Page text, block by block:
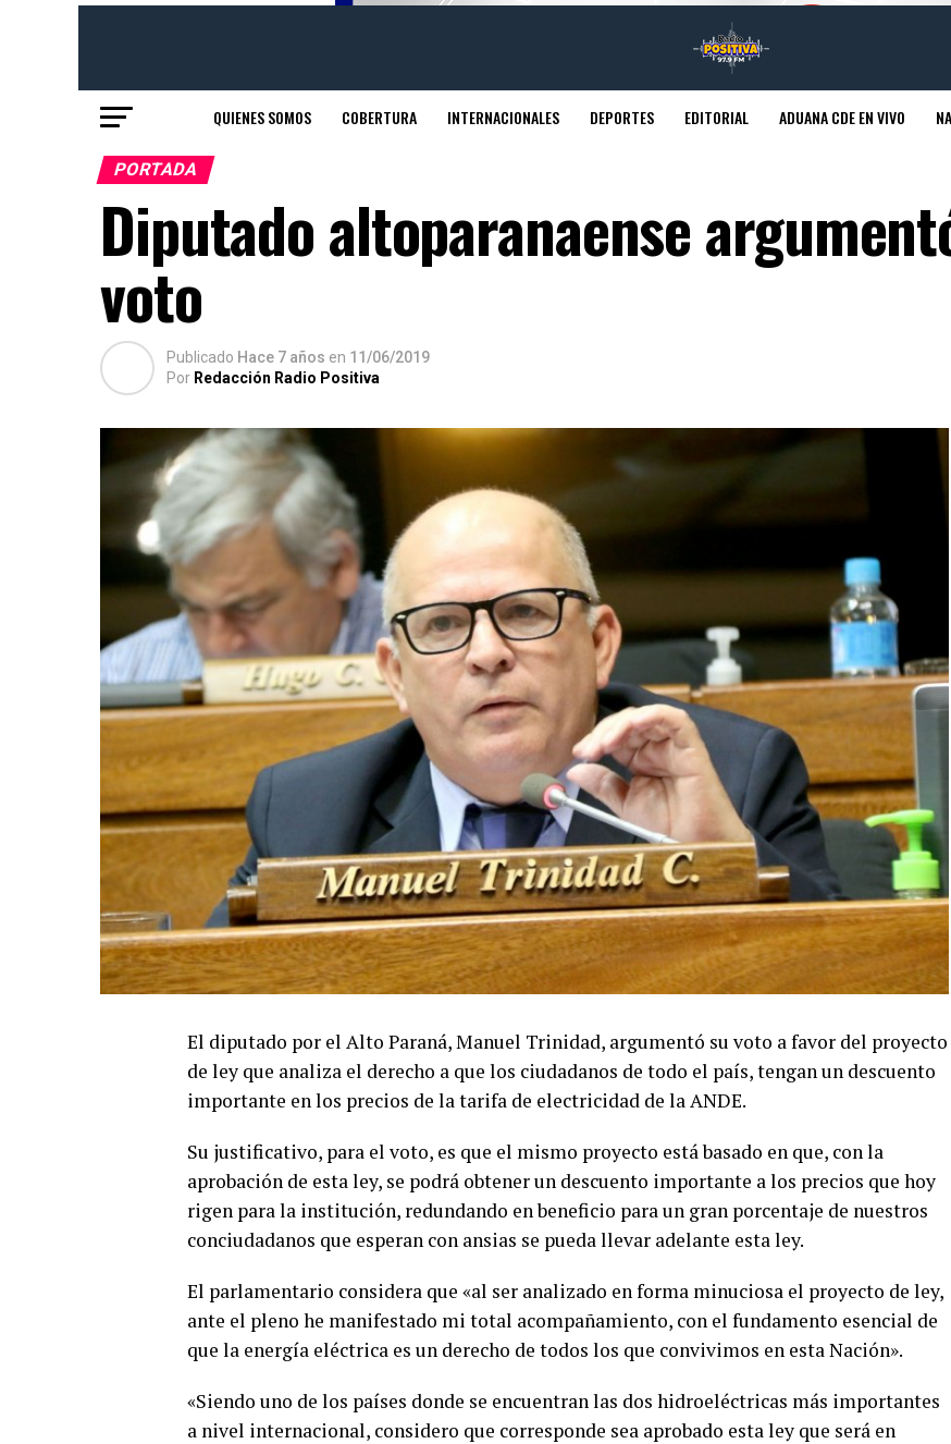
QUIENES SOMOS COBERTURA INTERNACIONALES DEPORTES EDITORIAL ADUANA CDE EN VIVO
PORTADA
Diputado altoparanaense
voto
Publicado Hace 7 años en 11/06/2019
Por Redacción Radio Positiva
El diputado por el Alto Paraná, Manuel Trinidad, argumentó su voto a favor del proyecto
de ley que analiza el derecho a que los ciudadanos de todo el país, tengan un descuento
importante en los precios de la tarifa de electricidad de la ANDE.
Su justificativo, para el voto, es que el mismo proyecto está basado en que, con la
aprobación de esta ley, se podrá obtener un descuento importante a los precios que hoy
rigen para la institución, redundando en beneficio para un gran porcentaje de nuestros
conciudadanos que esperan con ansias se pueda llevar adelante esta ley.
El parlamentario considera que «al ser analizado en forma minuciosa el proyecto de ley,
ante el pleno he manifestado mi total acompañamiento, con el fundamento esencial de
que la energía eléctrica es un derecho de todos los que convivimos en esta Nación».
«Siendo uno de los países donde se encuentran las dos hidroeléctricas más importantes
a nivel internacional, considero que corresponde sea aprobado esta ley que será en